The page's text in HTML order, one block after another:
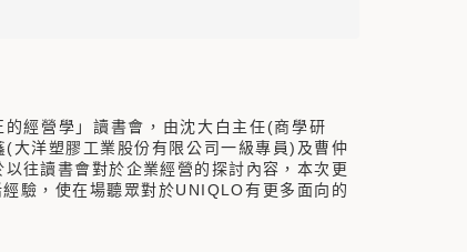
經營學」讀書會，由沈大白主任 (商學研
(大洋塑膠工業股份有限公司一級專員) 及曹仲
以往讀書會對於企業經營的探討內容，本次更
驗，使在場聽眾對於UNIQLO有更多面向的